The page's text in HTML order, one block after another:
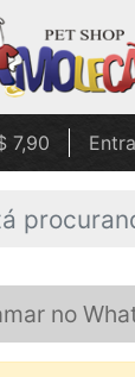
7,90
no